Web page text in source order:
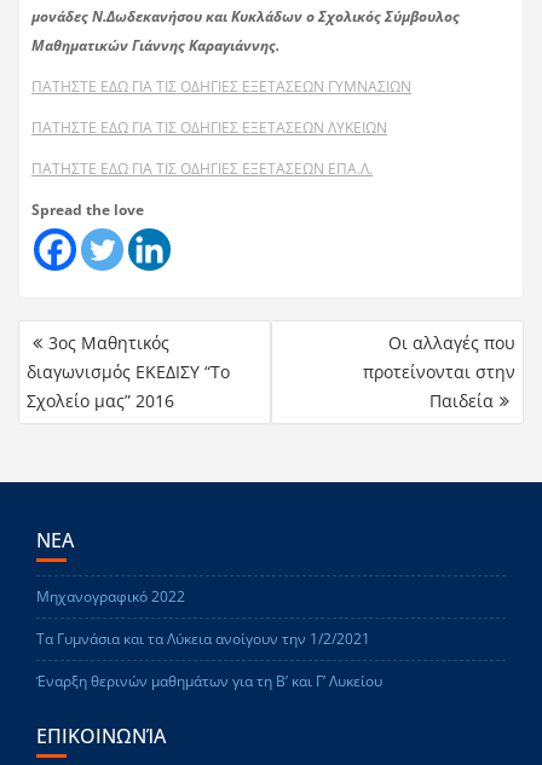
μονάδες Ν.Δωδεκανήσου και Κυκλάδων ο Σχολικός Σύμβουλος
Μαθηματικών Γιάννης Καραγιάννης.
ΠΑΤΗΣΤΕ ΕΔΩ ΓΙΑ ΤΙΣ ΟΔΗΓΙΕΣ ΕΞΕΤΑΣΕΩΝ ΓΥΜΝΑΣΙΩΝ
ΠΑΤΗΣΤΕ ΕΔΩ ΓΙΑ ΤΙΣ ΟΔΗΓΙΕΣ ΕΞΕΤΑΣΕΩΝ ΛΥΚΕΙΩΝ
ΠΑΤΗΣΤΕ ΕΔΩ ΓΙΑ ΤΙΣ ΟΔΗΓΙΕΣ ΕΞΕΤΑΣΕΩΝ ΕΠΑ.Λ.
Spread the love
3ος Μαθητικός
διαγωνισμός ΕΚΕΔΙΣΥ “Το
Σχολείο μας” 2016
Οι αλλαγές που
προτείνονται στην
Παιδεία
ΝΕΑ
Μηχανογραφικό 2022
Τα Γυμνάσια και τα Λύκεια ανοίγουν την 1/2/2021
Έναρξη θερινών μαθημάτων για τη Β’ και Γ’ Λυκείου
ΕΠΙΚΟΙΝΩΝΊΑ